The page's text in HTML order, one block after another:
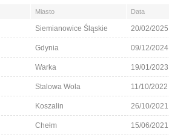
Miasto Data
Siemianowice Śląskie 20/02/2025
Gdynia 09/12/2024
Warka 19/01/2023
Stalowa Wola 11/10/2022
Koszalin 26/10/2021
Chełm 15/06/2021